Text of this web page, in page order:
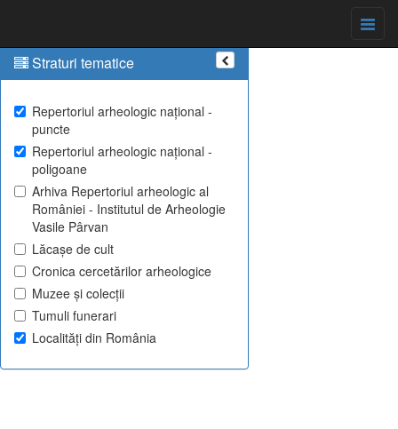
Straturi tematice
Repertoriul arheologic național -
puncte
Repertoriul arheologic național -
poligoane
Arhiva Repertoriul arheologic al
României - Institutul de Arheologie
Vasile Pârvan
Lăcașe de cult
Cronica cercetărilor arheologice
Muzee și colecții
Tumuli funerari
Localități din România